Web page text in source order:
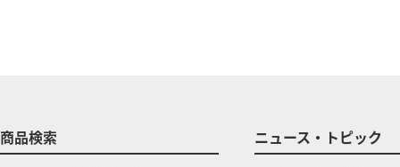
商品検索 ニュース・トピック